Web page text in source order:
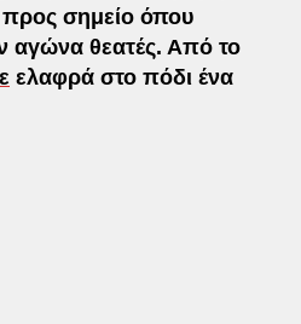
προς σημείο όπου
αγώνα θεατές. Από το
ελαφρά στο πόδι ένα